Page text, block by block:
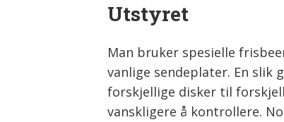
Utstyret
Man bruker spesielle
vanlige sendeplater. En slik
forskjellige disker til
vanskligere å kontrollere.